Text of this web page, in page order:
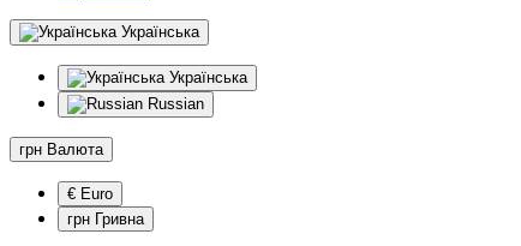
Українська
Українська
Russian
грн Валюта
€ Euro
грн Гривна